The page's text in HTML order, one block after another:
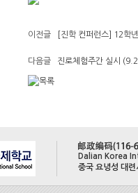
이전글 [진학 컨퍼런스] 12학
다음글 진로체험주간 실시
Dalian Korea
중국 요녕성 대